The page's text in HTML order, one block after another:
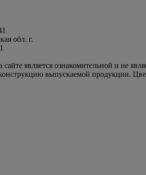
обл. г.
является ознакомительной и не
выпускаемой продукции.